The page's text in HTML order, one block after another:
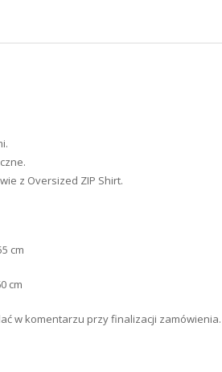
z Oversized ZIP Shirt.
cm
cm
w komentarzu przy finalizacji zamówienia.